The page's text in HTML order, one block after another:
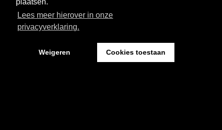
plaatsen.
Lees meer hierover in onze
privacyverklaring.
Weigeren Cookies toestaan
FESTIVAL CEMENT
Kantoor: Pand 18 - Sint Josephstraat 18